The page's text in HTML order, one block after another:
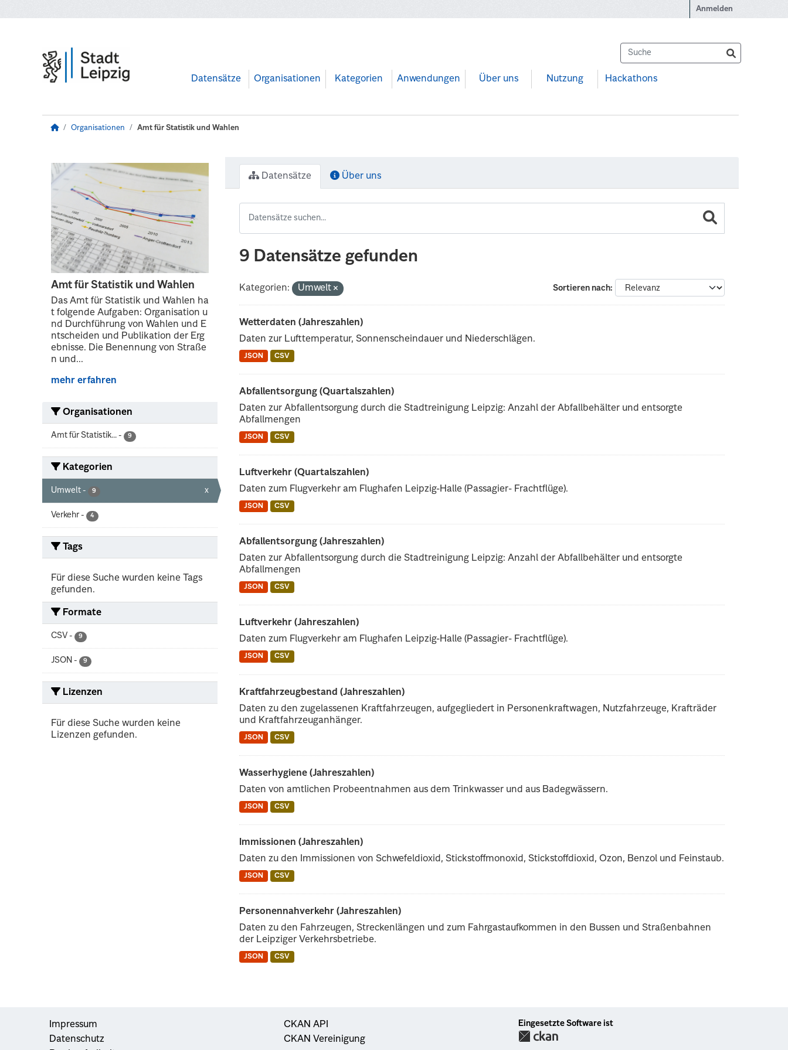
Anmelden
Datensätze Organisationen Kategorien Anwendungen Über uns Nutzung Hackathons
Organisationen Amt für Statistik und Wahlen
Amt für Statistik und Wahlen
Das Amt für Statistik und Wahlen ha
t folgende Aufgaben: Organisation u
nd Durchführung von Wahlen und E
ntscheiden und Publikation der Erg
ebnisse. Die Benennung von Straße
n und...
mehr erfahren
Organisationen
Amt für Statistik... - 9
Kategorien
Umwelt - 9 x
Verkehr - 4
Tags
Für diese Suche wurden keine Tags
gefunden.
Formate
CSV - 9
JSON - 9
Lizenzen
Für diese Suche wurden keine
Lizenzen gefunden.
Datensätze Über uns
9 Datensätze gefunden
Sortieren nach
Kategorien: Umwelt
Wetterdaten (Jahreszahlen)
Daten zur Lufttemperatur, Sonnenscheindauer und Niederschlägen.
JSON CSV
Abfallentsorgung (Quartalszahlen)
Daten zur Abfallentsorgung durch die Stadtreinigung Leipzig: Anzahl der Abfallbehälter und entsorgte
Abfallmengen
JSON CSV
Luftverkehr (Quartalszahlen)
Daten zum Flugverkehr am Flughafen Leipzig-Halle (Passagier- Frachtflüge).
JSON CSV
Abfallentsorgung (Jahreszahlen)
Daten zur Abfallentsorgung durch die Stadtreinigung Leipzig: Anzahl der Abfallbehälter und entsorgte
Abfallmengen
JSON CSV
Luftverkehr (Jahreszahlen)
Daten zum Flugverkehr am Flughafen Leipzig-Halle (Passagier- Frachtflüge).
JSON CSV
Kraftfahrzeugbestand (Jahreszahlen)
Daten zu den zugelassenen Kraftfahrzeugen, aufgegliedert in Personenkraftwagen, Nutzfahrzeuge, Krafträder
und Kraftfahrzeuganhänger.
JSON CSV
Wasserhygiene (Jahreszahlen)
Daten von amtlichen Probeentnahmen aus dem Trinkwasser und aus Badegwässern.
JSON CSV
Immissionen (Jahreszahlen)
Daten zu den Immissionen von Schwefeldioxid, Stickstoffmonoxid, Stickstoffdioxid, Ozon, Benzol und Feinstaub.
JSON CSV
Personennahverkehr (Jahreszahlen)
Daten zu den Fahrzeugen, Streckenlängen und zum Fahrgastaufkommen in den Bussen und Straßenbahnen
der Leipziger Verkehrsbetriebe.
JSON CSV
Impressum
Datenschutz
CKAN API
CKAN Vereinigung
Eingesetzte Software ist